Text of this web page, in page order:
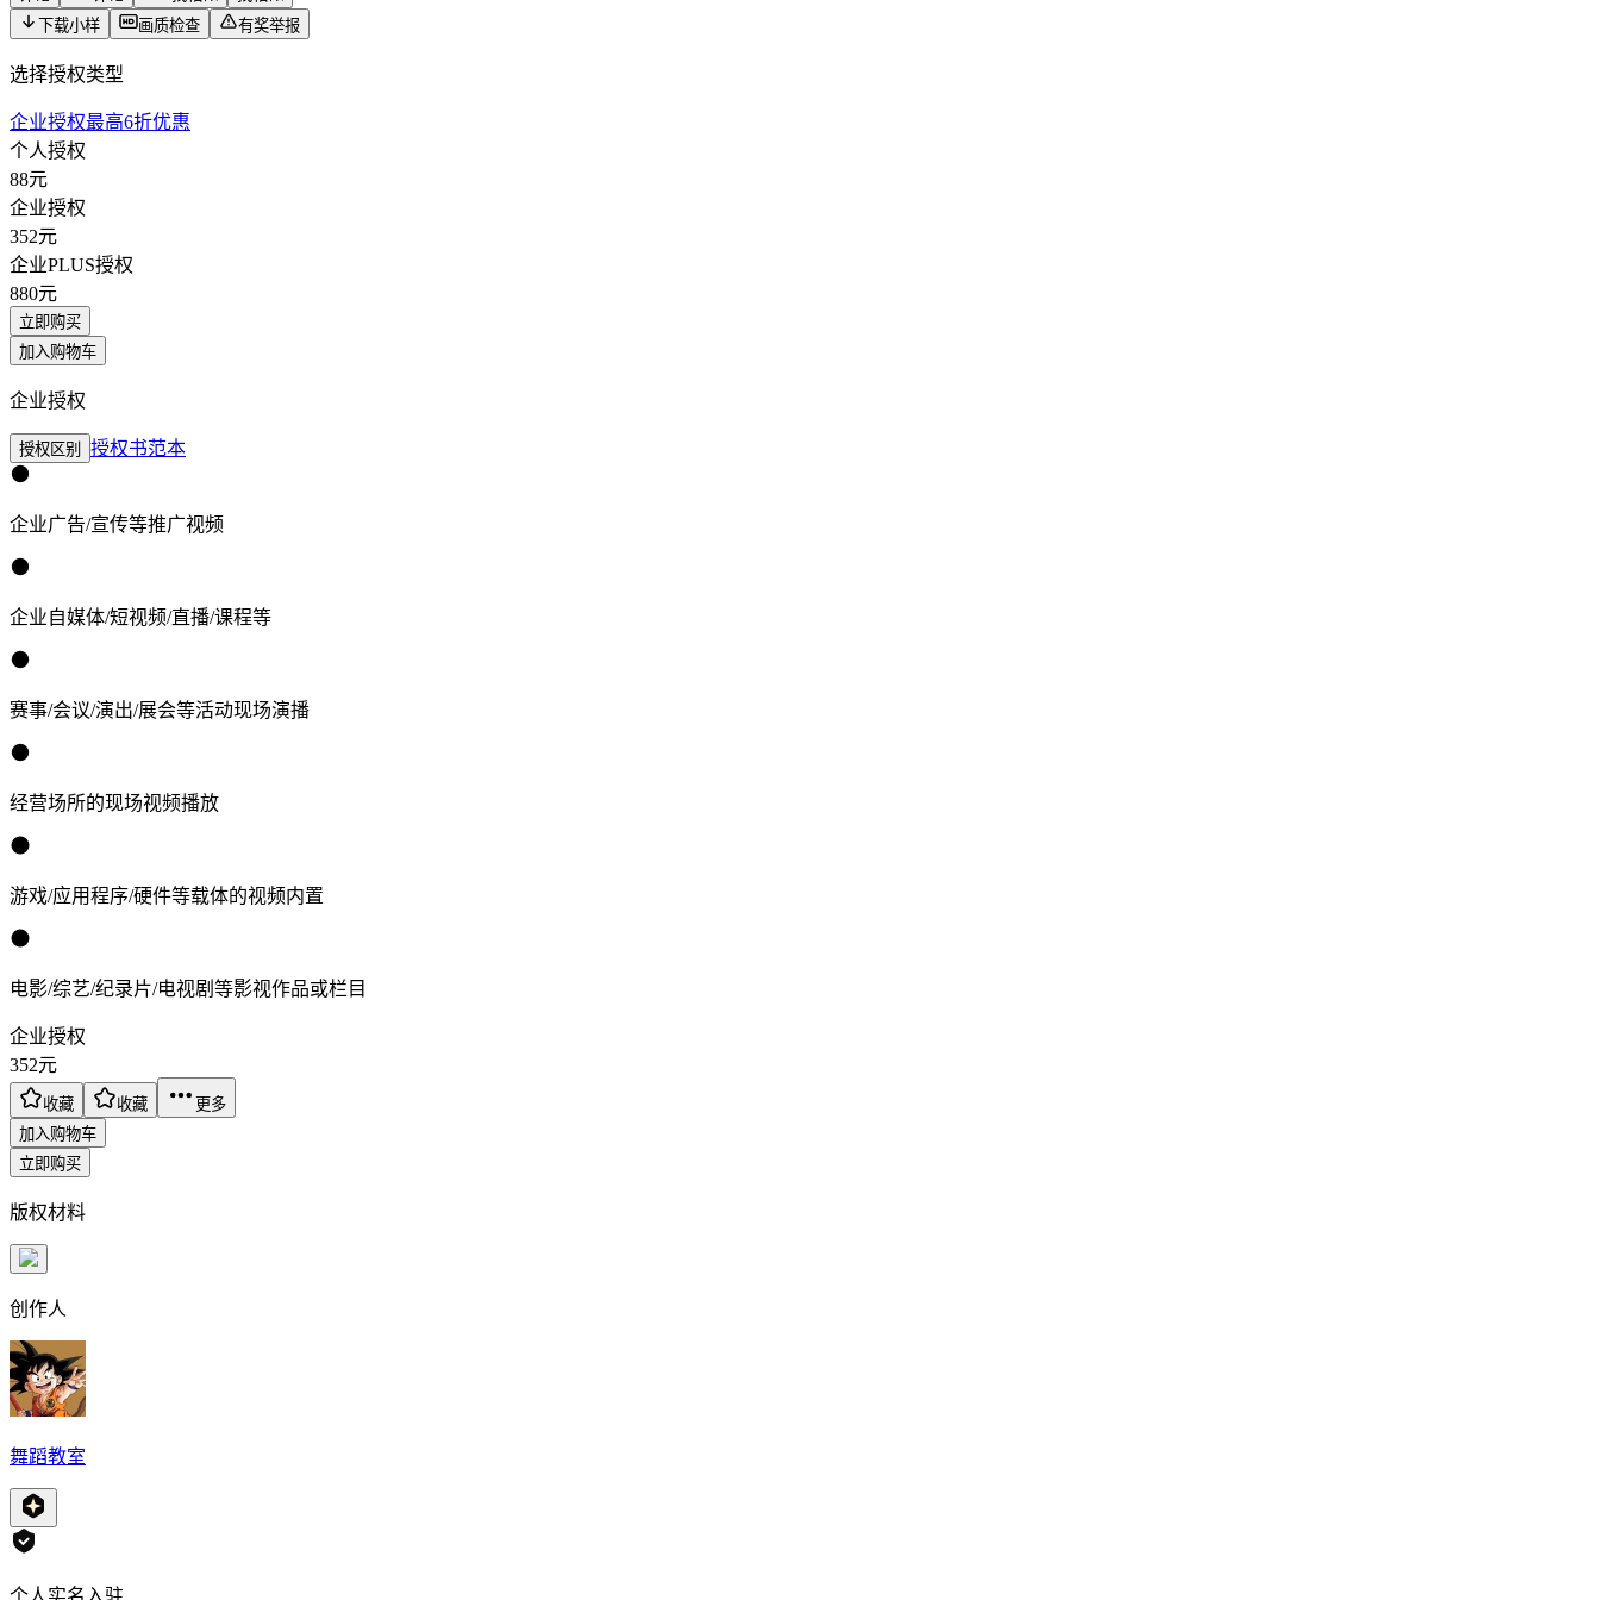
下载小样
画质检查 有奖举报
选择授权类型
企业授权最高6折优惠
个人授权
88元
企业授权
352元
企业PLUS授权
880元
立即购买
加入购物车
企业授权
授权区别 授权书范本
企业广告/宣传等推广视频
企业自媒体/短视频/直播/课程等
赛事/会议/演出/展会等活动现场演播
经营场所的现场视频播放
游戏/应用程序/硬件等载体的视频内置
电影/综艺/纪录片/电视剧等影视作品或栏目
企业授权
352元
收藏 收藏
更多
加入购物车
立即购买
版权材料
创作人
舞蹈教室
个人实名入驻